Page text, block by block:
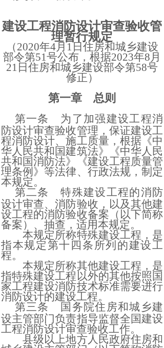
建设工程消防设计审查验收管
理暂行规定
（2020年4月1日住房和城乡建设
部令第51号公布，根据2023年8月
21日住房和城乡建设部令第58号
修正）
第一章 总则
第一条
为了加强建设工程消
防设计审查验收管理，保证建设工
程消防设计、施工质量，根据《中
华人民共和国建筑法》《中华人民
共和国消防法》《建设工程质量管
理条例》等法律、行政法规，制定
本规定。
第二条
特殊建设工程的消防
设计审查、消防验收，以及其他建
设工程的消防验收备案（以下简称
备案）、抽查，适用本规定。
本规定所称特殊建设工程，是
指本规定第十四条所列的建设工
程。
本规定所称其他建设工程，是
指特殊建设工程以外的其他按照国
家工程建设消防技术标准需要进行
消防设计的建设工程。
第三条
国务院住房和城乡建
设主管部门负责指导监督全国建设
工程消防设计审查验收工作。
县级以上地方人民政府住房和